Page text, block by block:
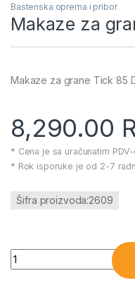
Bastenska oprema i pribor
Makaze za
Makaze za grane Tick 85
8,290.00
* Cena je sa uračunatim PDV-
* Rok isporuke je od 2-7
Šifra proizvoda:2609
Makaze za grane Tick